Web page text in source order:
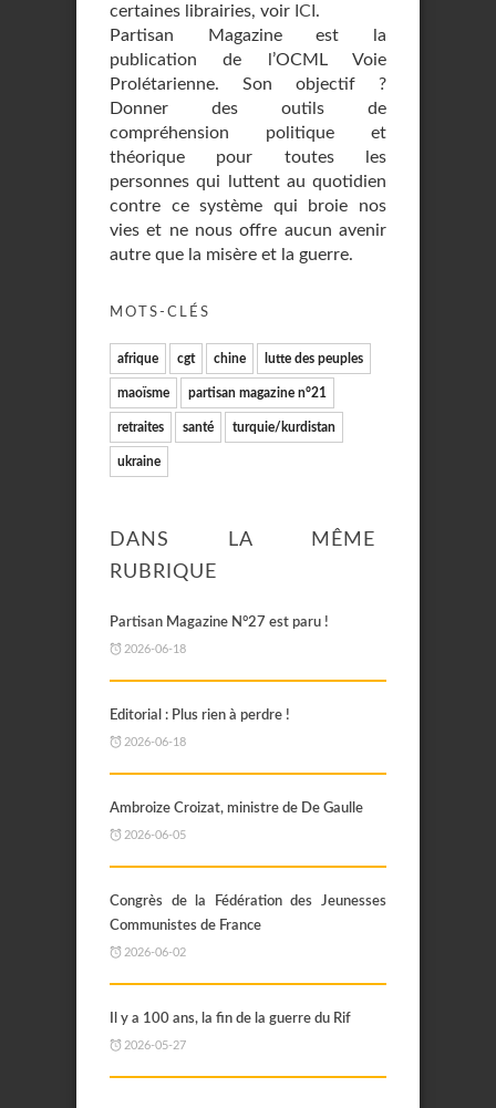
certaines librairies, voir ICI .
Partisan Magazine est la
publication de l’OCML Voie
Prolétarienne. Son objectif ?
Donner des outils de
compréhension politique et
théorique pour toutes les
personnes qui luttent au quotidien
contre ce système qui broie nos
vies et ne nous offre aucun avenir
autre que la misère et la guerre.
MOTS-CLÉS
afrique cgt chine lutte des peuples
maoïsme partisan magazine n°21
retraites santé turquie/kurdistan
ukraine
DANS LA MÊME
RUBRIQUE
Partisan Magazine N°27 est paru !
2026-06-18
Editorial : Plus rien à perdre !
2026-06-18
Ambroize Croizat, ministre de De Gaulle
2026-06-05
Congrès de la Fédération des Jeunesses
Communistes de France
2026-06-02
Il y a 100 ans, la fin de la guerre du Rif
2026-05-27